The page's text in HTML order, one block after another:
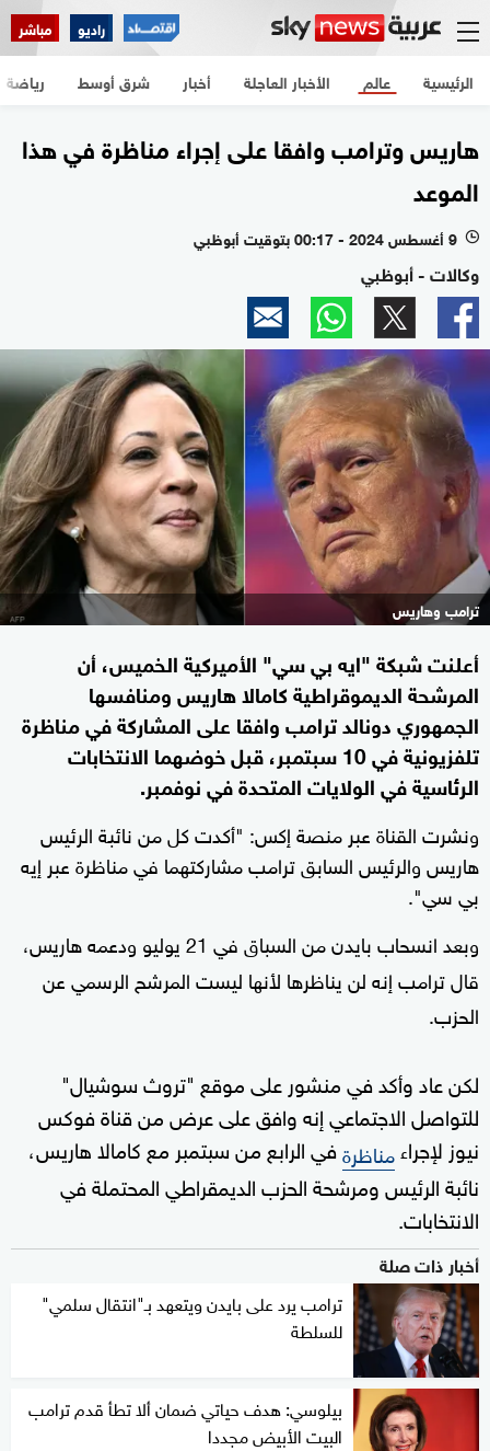
راديو مباشر
الرئيسية الأخبار العاجلة أخبار شرق أوسط عالم رياضة
هاريس وترامب وافقا على إجراء مناظرة في هذا
الموعد
l 9 أغسطس 2024 - 00:17 بتوقيت أبوظبي
وكالات - أبوظبي
ترامب وهاريس
أعلنت شبكة "ايه بي سي" الأميركية الخميس، أن
المرشحة الديموقراطية كامالا هاريس ومنافسها
الجمهوري دونالد ترامب وافقا على المشاركة في مناظرة
تلفزيونية في 10 سبتمبر، قبل خوضهما الانتخابات
الرئاسية في الولايات المتحدة في نوفمبر.
ونشرت القناة عبر منصة إكس: "أكدت كل من نائبة الرئيس
هاريس والرئيس السابق ترامب مشاركتهما في مناظرة عبر إيه
بي سي".
وبعد انسحاب بايدن من السباق في 21 يوليو ودعمه هاريس،
قال ترامب إنه لن يناظرها لأنها ليست المرشح الرسمي عن
الحزب.
لكن عاد وأكد في منشور على موقع "تروث سوشيال"
للتواصل الاجتماعي إنه وافق على عرض من قناة فوكس
نيوز لإجراءمناظرةفي الرابع من سبتمبر مع كامالا هاريس،
نائبة الرئيس ومرشحة الحزب الديمقراطي المحتملة في
الانتخابات.
أخبار ذات صلة
ترامب يرد على بايدن ويتعهد بـ"انتقال سلمي"
للسلطة
بيلوسي: هدف حياتي ضمان ألا تطأ قدم ترامب
البيت الأبيض مجددا